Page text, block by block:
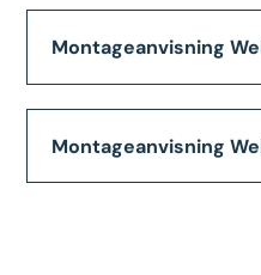
Montageanvisning
Montageanvisning